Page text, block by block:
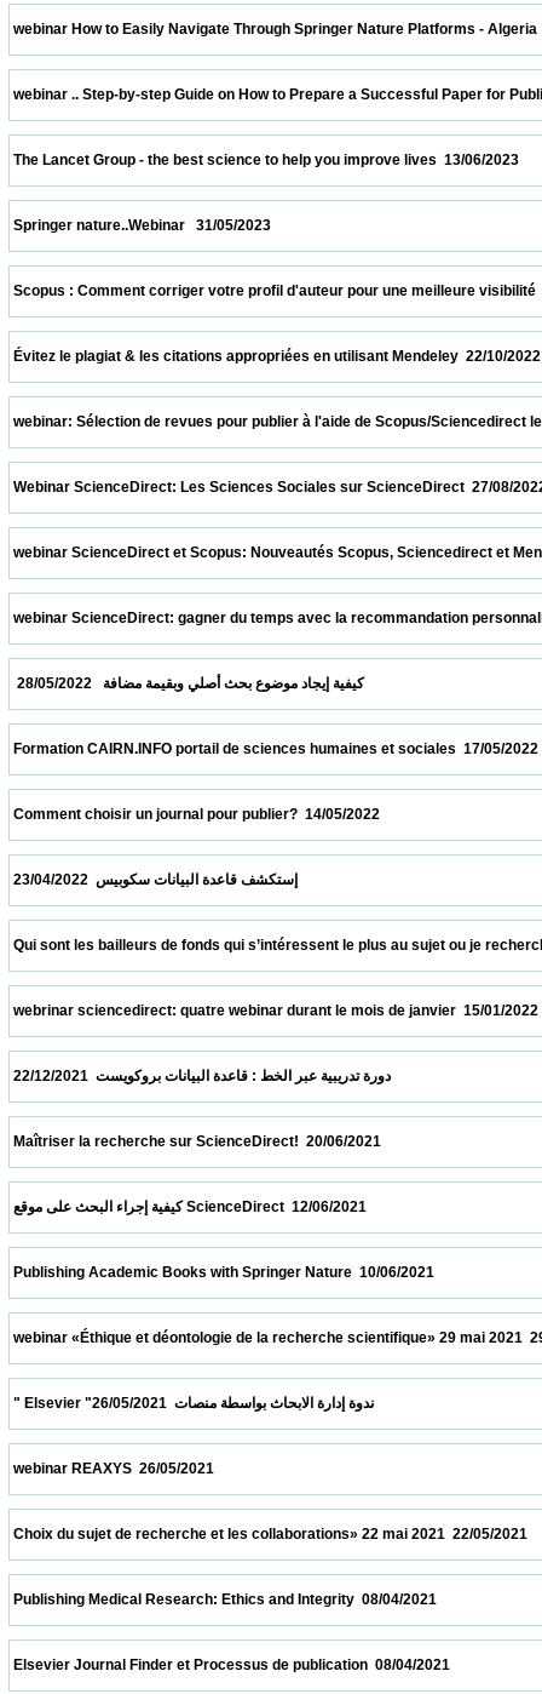
webinar How to Easily Navigate Through Springer Nature
webinar .. Step-by-step Guide on How to Prepare a Successful
The Lancet Group - the best science to help you improve lives
Springer nature..Webinar   31/05/2023
Scopus : Comment corriger votre profil d'auteur pour une
Évitez le plagiat & les citations appropriées en utilisant
webinar: Sélection de revues pour publier à l'aide de Scopus/
Webinar ScienceDirect: Les Sciences Sociales sur
webinar ScienceDirect et Scopus: Nouveautés Scopus,
webinar ScienceDirect: gagner du temps avec la recommandation
كيفية إيجاد موضوع بحث أصلي وبقيمة مضافة   28/05/2022
Formation CAIRN.INFO portail de sciences humaines et
Comment choisir un journal pour publier?  14/05/2022
Qui sont les bailleurs de fonds qui s’intéressent le plus au sujet
webrinar sciencedirect: quatre webinar durant le mois de janvier
دورة تدريبية عبر الخط : قاعدة البيانات بروكويست  22/12/2021
Maîtriser la recherche sur ScienceDirect!  20/06/2021
كيفية إجراء البحث على موقع ScienceDirect  12/06/2021
Publishing Academic Books with Springer Nature  10/06/2021
webinar «Éthique et déontologie de la recherche scientifique» 29
webinar REAXYS  26/05/2021
Choix du sujet de recherche et les collaborations» 22 mai 2021
Publishing Medical Research: Ethics and Integrity  08/04/2021
Elsevier Journal Finder et Processus de publication  08/04/